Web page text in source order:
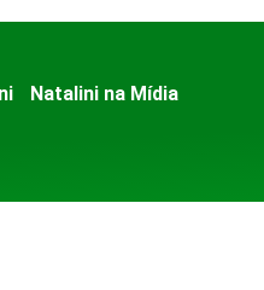
Natalini na Mídia